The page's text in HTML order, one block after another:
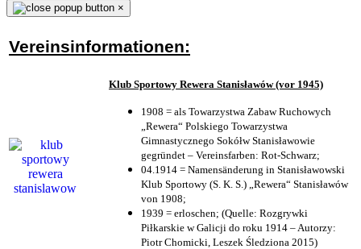
×
Vereinsinformationen:
Klub Sportowy Rewera Stanisławów (vor 1945)
1908 = als Towarzystwa Zabaw Ruchowych
„Rewera“ Polskiego Towarzystwa
Gimnastycznego Sokółw Stanisławowie
gegründet – Vereinsfarben: Rot-Schwarz;
04.1914 = Namensänderung in Stanisławowski
Klub Sportowy (S. K. S.) „Rewera“ Stanisławów
von 1908;
1939 = erloschen; (Quelle: Rozgrywki
Piłkarskie w Galicji do roku 1914 – Autorzy:
Piotr Chomicki, Leszek Śledziona 2015)